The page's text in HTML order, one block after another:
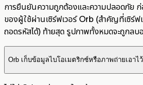
การยืนยันความถูกต้องและความปลอดภัย
ของผู้ใช้ผ่านเซิร์ฟเวอร์ Orb (สำคัญที่เซิร์ฟ
ถอดรหัสได้) ท้ายสุด รูปภาพทั้งหมดจะถูกลบ
Orb เก็บข้อมูลไบโอเมตริกซ์หรือภาพถ่ายเอาไ